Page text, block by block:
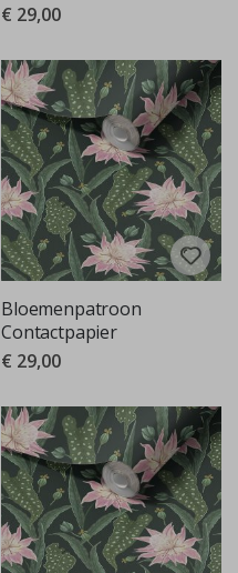
€ 29,00
Bloemenpatroon
Contactpapier
€ 29,00